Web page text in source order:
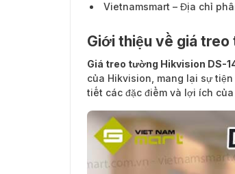
Vietnamsmart – Địa chỉ
Giới thiệu về giá
Giá treo tường Hikvision DS-
của Hikvision, mang lại sự
tiết các đặc điểm và lợi ích